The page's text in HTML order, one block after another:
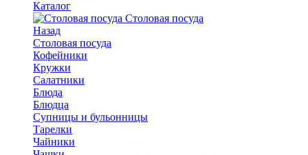
Каталог
Столовая посуда
Назад
Столовая посуда
Кофейники
Кружки
Салатники
Блюда
Блюдца
Супницы и бульонницы
Тарелки
Чайники